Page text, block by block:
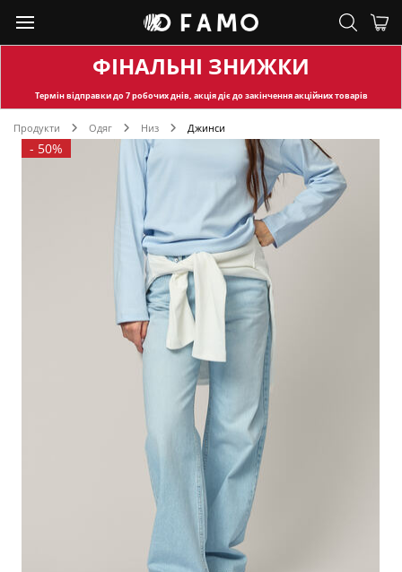
ФІНАЛЬНІ ЗНИЖКИ
Термін відправкидо 7 робочих днів, акція діє до закінчення акційних товарів
Продукти Одяг Низ Джинси
- 50%